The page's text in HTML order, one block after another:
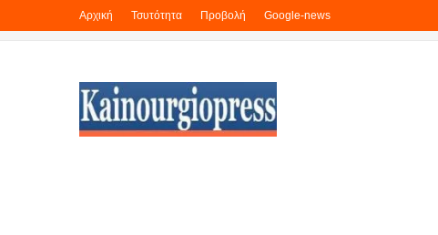
Αρχική Τσυτότητα Προβολή Google-news